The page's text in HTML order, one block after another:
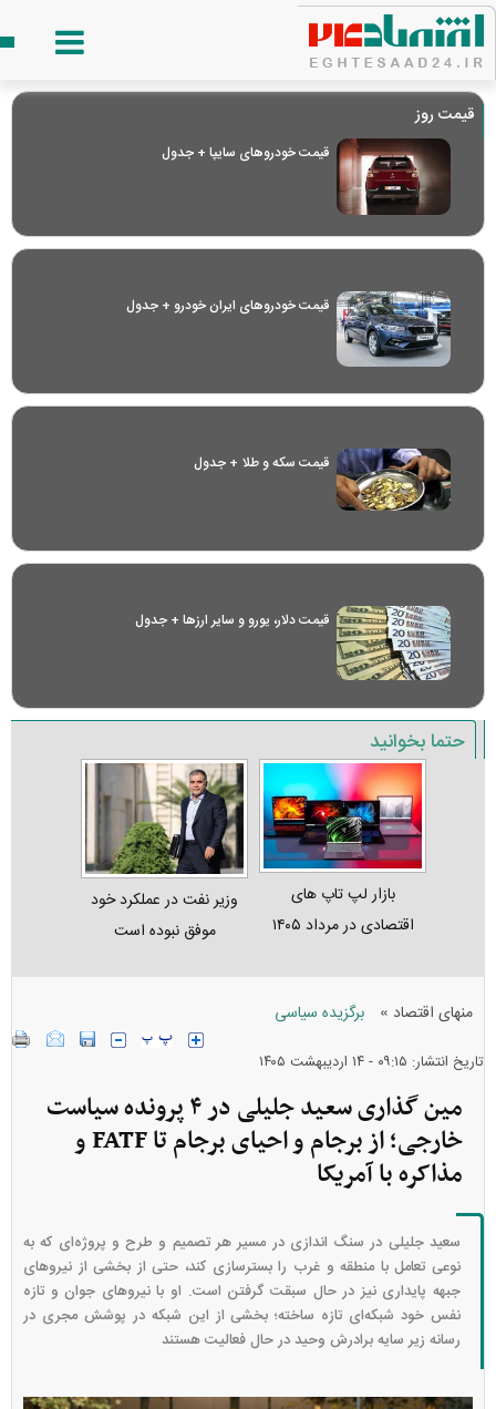
قیمت روز
قیمت خودرو‌های سایپا + جدول
قیمت خودرو‌های ایران خودرو + جدول
قیمت سکه و طلا + جدول
قیمت دلار، یورو و سایر ارز‌ها + جدول
حتما بخوانید
بازار لپ‌ تاپ‌ های
اقتصادی در مرداد ۱۴۰۵
وزیر نفت در عملکرد خود
موفق نبوده است
منهای اقتصاد » برگزیده سیاسی
تاریخ انتشار: ۰۹:۱۵ - ۱۴ ارديبهشت ۱۴۰۵
مین گذاری سعید جلیلی در ۴ پرونده سیاست
خارجی؛ از برجام و احیای برجام تا FATF و
مذاکره با آمریکا
سعید جلیلی در سنگ اندازی در مسیر هر تصمیم و طرح و پروژه‌ای که به
نوعی تعامل با منطقه و غرب را بسترسازی کند، حتی از بخشی از نیرو‌های
جبهه پایداری نیز در حال سبقت گرفتن است. او با نیرو‌های جوان و تازه
نفس خود شبکه‌ای تازه ساخته؛ بخشی از این شبکه در پوشش مجری در
رسانه زیر سایه برادرش وحید در حال فعالیت هستند